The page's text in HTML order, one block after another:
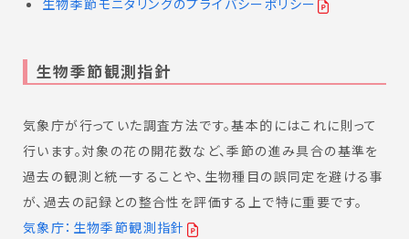
生物季節モニタリングのプライバシーポリシー
生物季節観測指針
気象庁が行っていた調査方法です。基本的にはこれに則って
行います。対象の花の開花数など、季節の進み具合の基準を
過去の観測と統一することや、生物種目の誤同定を避ける事
が、過去の記録との整合性を評価する上で特に重要です。
気象庁：生物季節観測指針